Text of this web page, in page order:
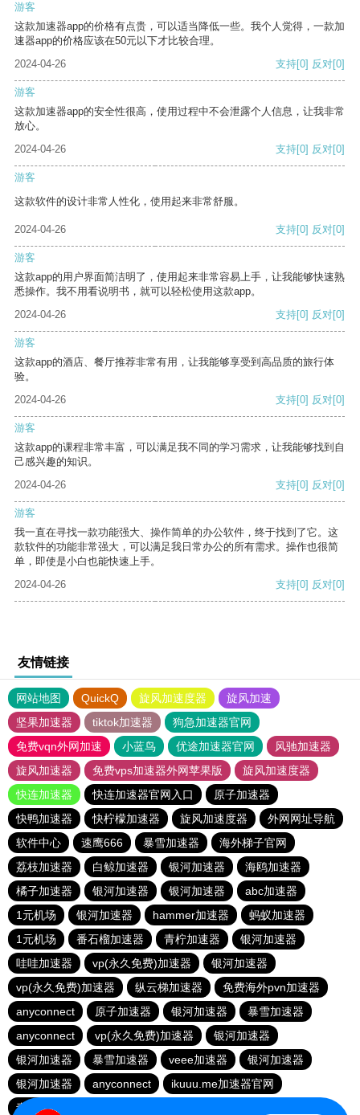
游客
这款加速器app的价格有点贵，可以适当降低一些。我个人觉得，一款加
速器app的价格应该在50元以下才比较合理。
2024-04-26
支持[0] 反对[0]
游客
这款加速器app的安全性很高，使用过程中不会泄露个人信息，让我非常
放心。
2024-04-26
支持[0] 反对[0]
游客
这款软件的设计非常人性化，使用起来非常舒服。
2024-04-26 支持[0] 反对[0]
游客
这款app的用户界面简洁明了，使用起来非常容易上手，让我能够快速熟
悉操作。我不用看说明书，就可以轻松使用这款app。
2024-04-26
支持[0] 反对[0]
游客
这款app的酒店、餐厅推荐非常有用，让我能够享受到高品质的旅行体
验。
2024-04-26
支持[0] 反对[0]
游客
这款app的课程非常丰富，可以满足我不同的学习需求，让我能够找到自
己感兴趣的知识。
2024-04-26
支持[0] 反对[0]
游客
我一直在寻找一款功能强大、操作简单的办公软件，终于找到了它。这
款软件的功能非常强大，可以满足我日常办公的所有需求。操作也很简
单，即使是小白也能快速上手。
2024-04-26
支持[0] 反对[0]
友情链接
网站地图 QuickQ 旋风加速度器
旋风加速
坚果加速器
tiktok加速器
狗急加速器官网
免费vqn外网加速
小蓝鸟 优途加速器官网
风驰加速器
旋风加速器
免费vps加速器外网苹果版
旋风加速度器
快连加速器
快连加速器官网入口
原子加速器
快鸭加速器
快柠檬加速器 旋风加速度器
外网网址导航
软件中心
速鹰666 暴雪加速器
海外梯子官网
荔枝加速器
白鲸加速器 银河加速器
海鸥加速器
橘子加速器
银河加速器 银河加速器
abc加速器
1元机场
银河加速器 hammer加速器
蚂蚁加速器
1元机场
番石榴加速器 青柠加速器
银河加速器
哇哇加速器
vp(永久免费)加速器
银河加速器
vp(永久免费)加速器
纵云梯加速器
免费海外pvn加速器
anyconnect
原子加速器 银河加速器
暴雪加速器
anyconnect
vp(永久免费)加速器
银河加速器
银河加速器
暴雪加速器 veee加速器
银河加速器
银河加速器
anyconnect
ikuuu.me加速器官网
青柠加速器